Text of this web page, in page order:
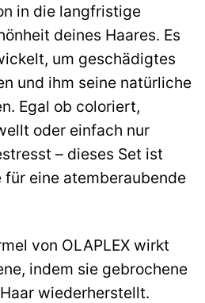
in die langfristige
deines Haares. Es
um geschädigtes
und ihm seine natürliche
Egal ob coloriert,
oder einfach nur
– dieses Set ist
eine atemberaubende
von OLAPLEX wirkt
indem sie gebrochene
wiederherstellt.